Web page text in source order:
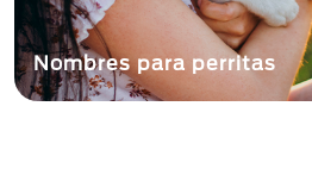
Nombres para perritas